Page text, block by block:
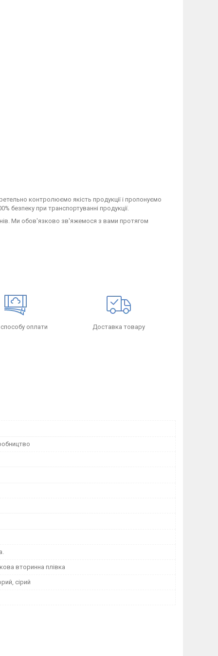
контролюємо якість продукції і пропонуємо
безпеку при транспортуванні продукції.
Ми обов'язково зв'яжемося з вами протягом
способу оплати Доставка товару
вторинна плівка
сірий